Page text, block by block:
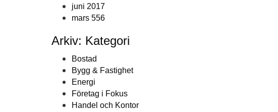
juni 2017
mars 556
Arkiv: Kategori
Bostad
Bygg & Fastighet
Energi
Företag i Fokus
Handel och Kontor